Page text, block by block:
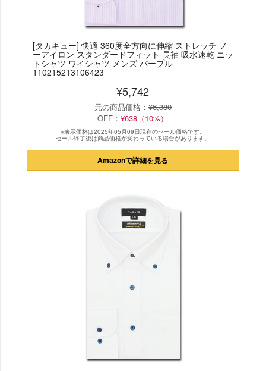
[タカキュー] 快適 360度全方向に伸縮 ストレッチ ノ
ーアイロン スタンダードフィット 長袖 吸水速乾 ニッ
トシャツ ワイシャツ メンズ パープル
110215213106423
¥5,742
元の商品価格： ¥6,380
OFF：¥638（10%）
※表示価格は2025年05月09日現在のセール価格です。
セール終了後は商品価格が変わっている場合があります。
Amazonで詳細を見る